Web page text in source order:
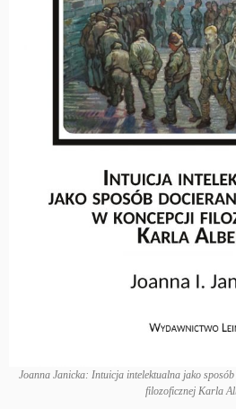
Joanna Janicka: Intuicja intelektualna jako
filozoficznej Karla